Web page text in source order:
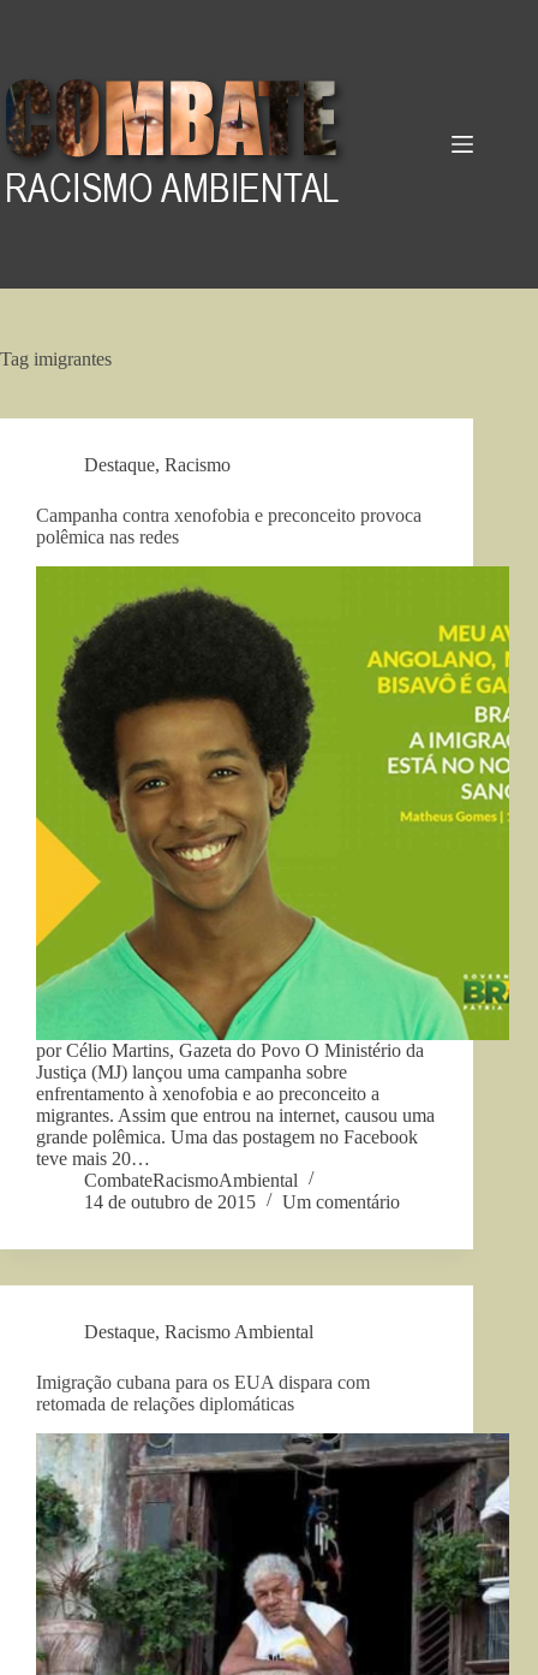
Tag imigrantes
Destaque, Racismo
Campanha contra xenofobia e preconceito provoca
polêmica nas redes
por Célio Martins, Gazeta do Povo O Ministério da
Justiça (MJ) lançou uma campanha sobre
enfrentamento à xenofobia e ao preconceito a
migrantes. Assim que entrou na internet, causou uma
grande polêmica. Uma das postagem no Facebook
teve mais 20…
CombateRacismoAmbiental
14 de outubro de 2015
Um comentário
Destaque, Racismo Ambiental
Imigração cubana para os EUA dispara com
retomada de relações diplomáticas